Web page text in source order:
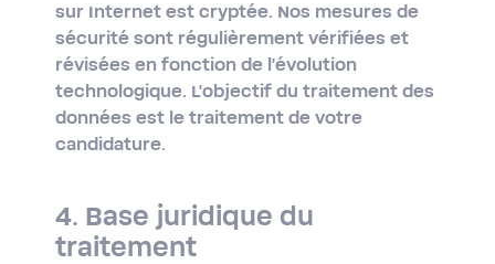
sur Internet est cryptée. Nos mesures de
sécurité sont régulièrement vérifiées et
révisées en fonction de l'évolution
technologique. L'objectif du traitement des
données est le traitement de votre
candidature.
4. Base juridique du
traitement